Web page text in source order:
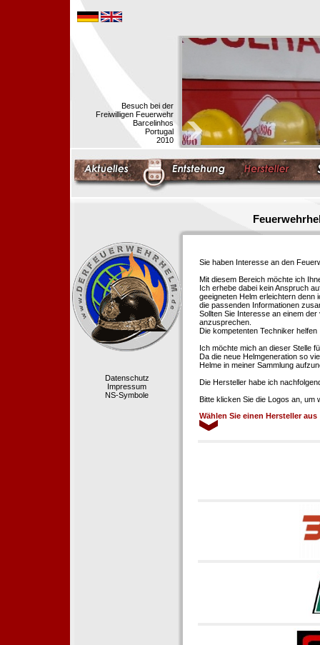
Besuch bei der
Freiwilligen Feuerwehr
Barcelinhos
Portugal
2010
Datenschutz
Impressum
NS-Symbole
Sie haben Interesse an den
Mit diesem Bereich möchte ich
Ich erhebe dabei kein Anspruch
geeigneten Helm erleichtern
die passenden Informationen
Sollten Sie Interesse an einem
anzusprechen.
Die kompetenten Techniker
Ich möchte mich an dieser Stelle
Da die neue Helmgeneration so
Helme in meiner Sammlung
Die Hersteller habe ich
Bitte klicken Sie die Logos an, um
Wählen Sie einen Hersteller aus